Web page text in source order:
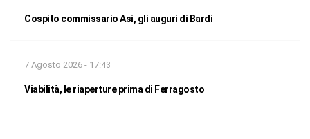
Cospito commissario Asi, gli auguri di Bardi
7 Agosto 2026 - 17:43
Viabilità, le riaperture prima di Ferragosto